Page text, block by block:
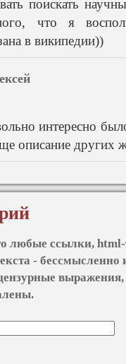
поискать
что я
в википедии))
интересно
описание других
любые ссылки,
- бессмысленно